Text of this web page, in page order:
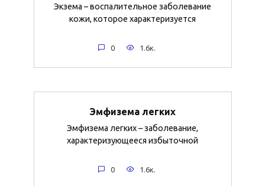
Экзема – воспалительное заболевание
кожи, которое характеризуется
0 1.6к.
Эмфизема легких
Эмфизема легких – заболевание,
характеризующееся избыточной
0 1.6к.